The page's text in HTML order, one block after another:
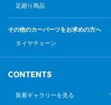
足廻り商品
その他のカーパーツをお求めの方へ
タイヤチェーン
CONTENTS
装着ギャラリーを見る